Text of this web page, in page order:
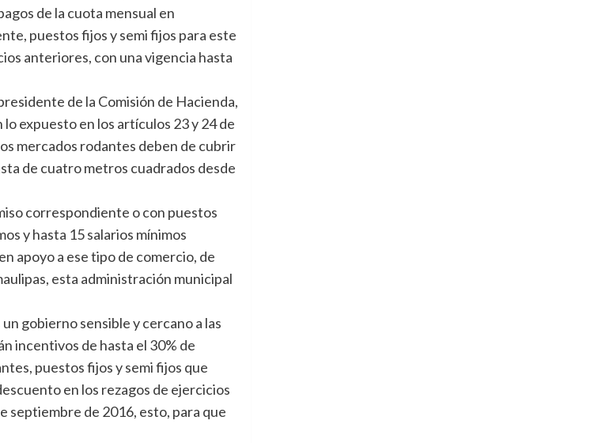
de la cuota mensual en
puestos fijos y semi fijos para este
anteriores, con una vigencia hasta
de la Comisión de Hacienda,
expuesto en los artículos 23 y 24 de
mercados rodantes deben de cubrir
de cuatro metros cuadrados desde
correspondiente o con puestos
y hasta 15 salarios mínimos
apoyo a ese tipo de comercio, de
esta administración municipal
gobierno sensible y cercano a las
incentivos de hasta el 30% de
puestos fijos y semi fijos que
en los rezagos de ejercicios
septiembre de 2016, esto, para que